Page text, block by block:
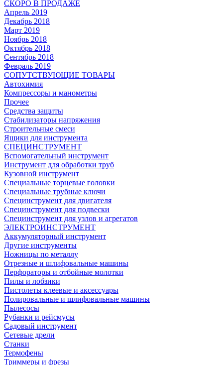
СКОРО В ПРОДАЖЕ
Апрель 2019
Декабрь 2018
Март 2019
Ноябрь 2018
Октябрь 2018
Сентябрь 2018
Февраль 2019
СОПУТСТВУЮЩИЕ ТОВАРЫ
Автохимия
Компрессоры и манометры
Прочее
Средства защиты
Стабилизаторы напряжения
Строительные смеси
Ящики для инструмента
СПЕЦИНСТРУМЕНТ
Вспомогательный инструмент
Инструмент для обработки труб
Кузовной инструмент
Специальные торцевые головки
Специальные трубные ключи
Специнструмент для двигателя
Специнструмент для подвески
Специнструмент для узлов и агрегатов
ЭЛЕКТРОИНСТРУМЕНТ
Аккумуляторный инструмент
Другие инструменты
Ножницы по металлу
Отрезные и шлифовальные машины
Перфораторы и отбойные молотки
Пилы и лобзики
Пистолеты клеевые и аксессуары
Полировальные и шлифовальные машины
Пылесосы
Рубанки и рейсмусы
Садовый инструмент
Сетевые дрели
Станки
Термофены
Триммеры и фрезы